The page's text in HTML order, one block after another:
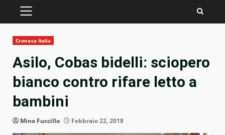
PRIMARY
Cronaca Italia
Asilo, Cobas bidelli: sciopero
bianco contro rifare letto a
bambini
Mino Fuccillo Febbraio 22, 2018